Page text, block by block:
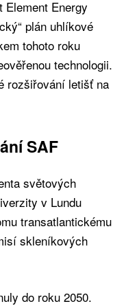
Element Energy
plán uhlíkové
tohoto roku
technologii.
rozšiřování letišť na
SAF
světových
v Lundu
transatlantickému
skleníkových
do roku 2050.